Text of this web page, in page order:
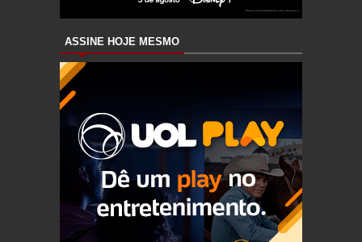
ASSINE HOJE MESMO